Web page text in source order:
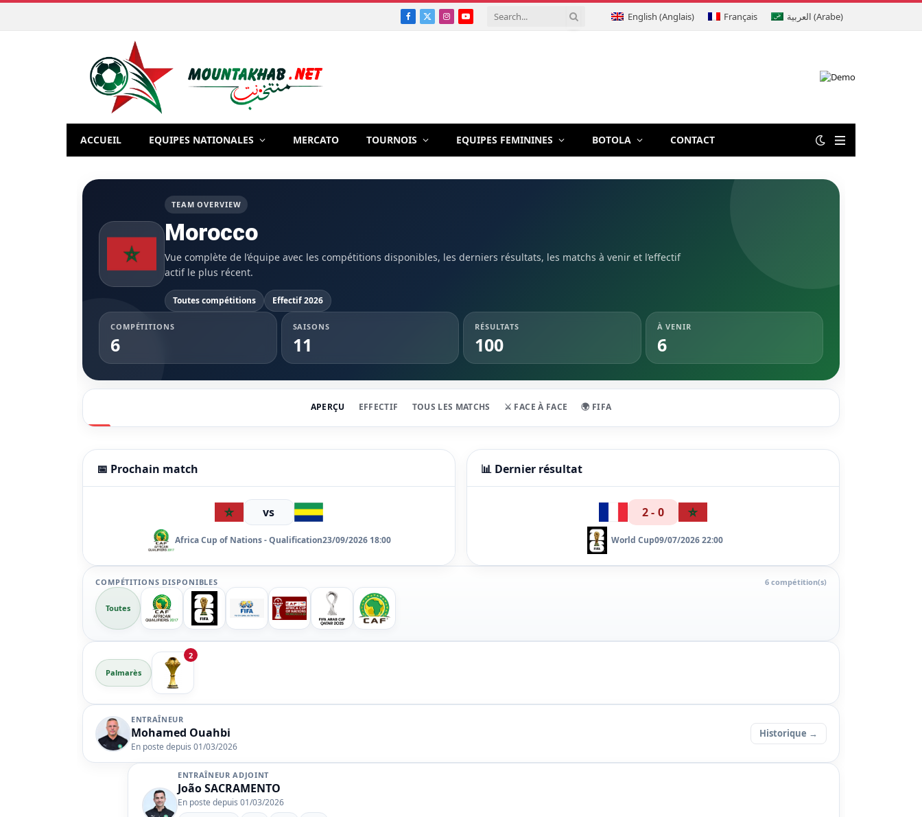
Facebook
X
Instagram
YouTube English (Anglais) Français العربية (Arabe)
ACCUEIL EQUIPES NATIONALES MERCATO TOURNOIS EQUIPES FEMININES BOTOLA CONTACT
TEAM OVERVIEW
Morocco
Vue complète de l’équipe avec les compétitions disponibles, les derniers résultats, les matchs à venir et l’effectif
actif le plus récent.
Toutes compétitions Effectif 2026
COMPÉTITIONS
6
SAISONS
11
RÉSULTATS
100
À VENIR
6
APERÇU EFFECTIF TOUS LES MATCHS ⚔️ FACE À FACE 🌍 FIFA
📅 Prochain match
vs
Africa Cup of Nations - Qualification23/09/2026 18:00
📊 Dernier résultat
2 - 0
World Cup09/07/2026 22:00
COMPÉTITIONS DISPONIBLES 6 compétition(s)
Toutes
Palmarès
2
ENTRAÎNEUR
Mohamed Ouahbi
En poste depuis 01/03/2026
Historique →
ENTRAÎNEUR ADJOINT
JoãoSACRAMENTO
En poste depuis 01/03/2026